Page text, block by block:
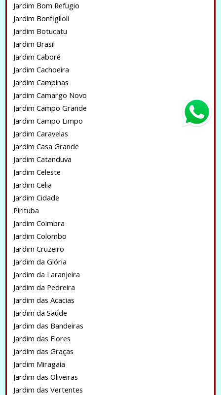
Jardim Bom Refugio
Jardim Bonfiglioli
Jardim Botucatu
Jardim Brasil
Jardim Caboré
Jardim Cachoeira
Jardim Campinas
Jardim Camargo Novo
Jardim Campo Grande
Jardim Campo Limpo
Jardim Caravelas
Jardim Casa Grande
Jardim Catanduva
Jardim Celeste
Jardim Celia
Jardim Cidade
Pirituba
Jardim Coimbra
Jardim Colombo
Jardim Cruzeiro
Jardim da Glória
Jardim da Laranjeira
Jardim da Pedreira
Jardim das Acacias
Jardim da Saúde
Jardim das Bandeiras
Jardim das Flores
Jardim das Graças
Jardim Miragaia
Jardim das Oliveiras
Jardim das Vertentes